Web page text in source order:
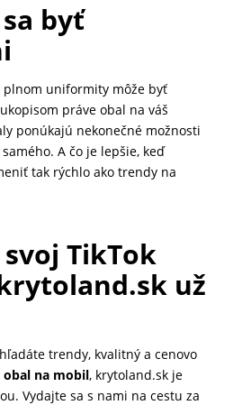
byť
plnom uniformity môže byť
práve obal na váš
ponúkajú nekonečné možnosti
A čo je lepšie, keď
tak rýchlo ako trendy na
TikTok
už
trendy, kvalitný a cenovo
obal na mobil, krytoland.sk je
Vydajte sa s nami na cestu za